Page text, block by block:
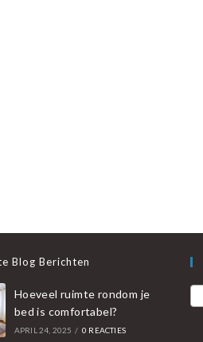
Blog Berichten
Hoeveel ruimte rondom je
bed is comfortabel?
APRIL 24, 2025 / 0 REACTIES